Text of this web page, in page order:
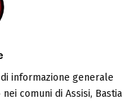
informazione generale
comuni di Assisi, Bastia